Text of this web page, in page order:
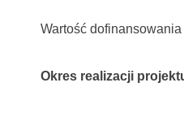
Wartość
Okres realizacji